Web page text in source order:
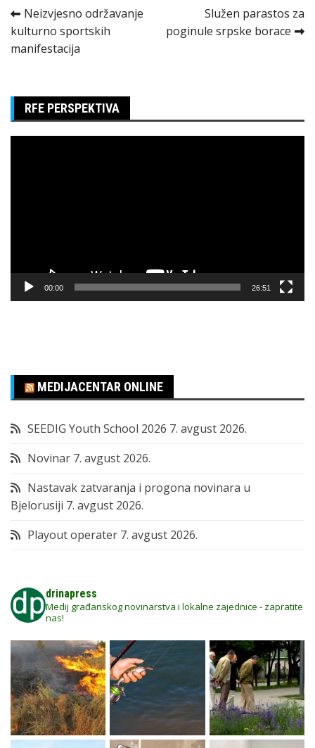
Kretanje
članka
Neizvjesno održavanje
kulturno sportskih
manifestacija
Služen parastos za
poginule srpske borace
RFE PERSPEKTIVA
00:00 26:51
MEDIJACENTAR ONLINE
SEEDIG Youth School 2026 7. avgust 2026.
Novinar 7. avgust 2026.
Nastavak zatvaranja i progona novinara u
Bjelorusiji 7. avgust 2026.
Playout operater 7. avgust 2026.
drinapress
Medij građanskog novinarstva i lokalne zajednice - zapratite
nas!